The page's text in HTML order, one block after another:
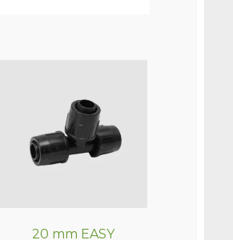
20 mm EASY